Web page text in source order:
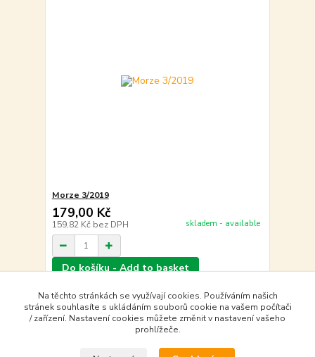
Morze 3/2019
179,00 Kč
159,82 Kč bez DPH skladem - available
Do košíku - Add to basket
strana z 1
Na těchto stránkách se využívají cookies. Používáním našich
stránek souhlasíte s ukládáním souborů cookie na vašem počítači
/ zařízení. Nastavení cookies můžete změnit v nastavení vašeho
prohlížeče.